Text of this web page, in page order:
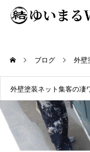
ホーム
自社仕事が増え
ブログ 外壁
外壁塗装ネット集客の凄